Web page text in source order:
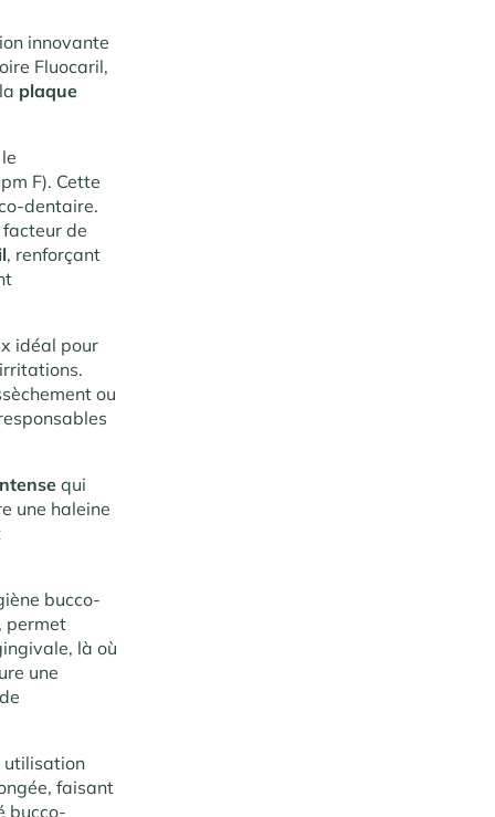
innovante
Fluocaril,
plaque
F). Cette
dentaire.
de
, renforçant
idéal pour
ou
qui
une haleine
bucco-
permet
là où
une
utilisation
faisant
bucco-